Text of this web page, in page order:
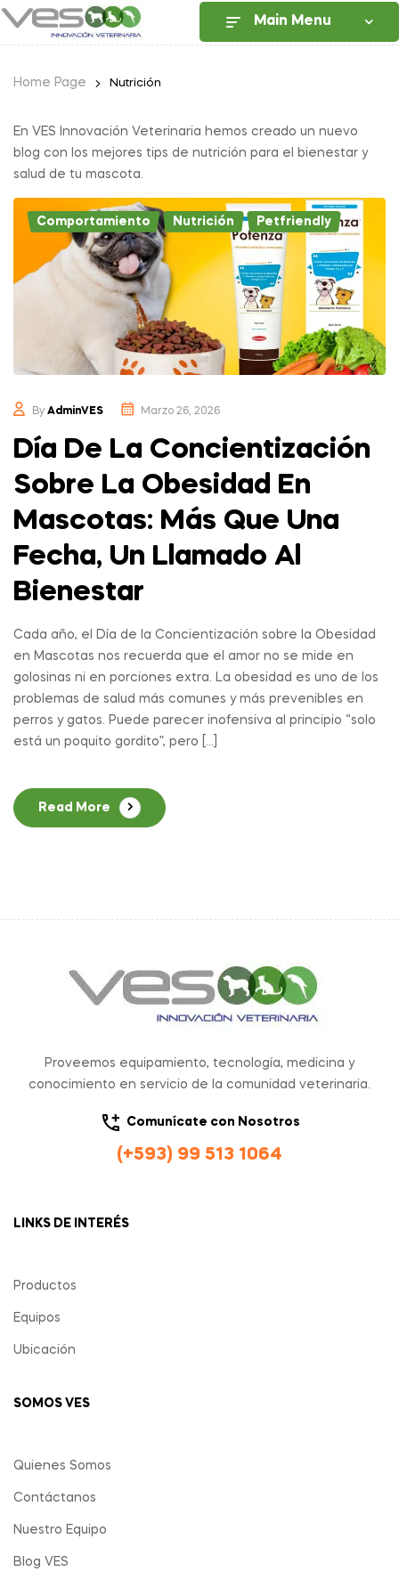
Main Menu
Home Page Nutrición
En VES Innovación Veterinaria hemos creado un nuevo
blog con los mejores tips de nutrición para el bienestar y
salud de tu mascota.
Comportamiento , Nutrición , Petfriendly
By AdminVES Marzo 26, 2026
Día De La Concientización
Sobre La Obesidad En
Mascotas: Más Que Una
Fecha, Un Llamado Al
Bienestar
Cada año, el Día de la Concientización sobre la Obesidad
en Mascotas nos recuerda que el amor no se mide en
golosinas ni en porciones extra. La obesidad es uno de los
problemas de salud más comunes y más prevenibles en
perros y gatos. Puede parecer inofensiva al principio “solo
está un poquito gordito”, pero […]
Read More
Proveemos equipamiento, tecnología, medicina y
conocimiento en servicio de la comunidad veterinaria.
Comunícate con Nosotros
(+593) 99 513 1064
LINKS DE INTERÉS
Productos
Equipos
Ubicación
SOMOS VES
Quienes Somos
Contáctanos
Nuestro Equipo
Blog VES